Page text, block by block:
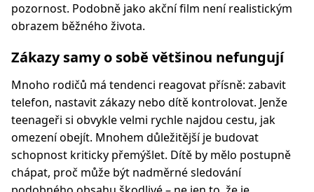
pozornost. Podobně jako akční film není realistickým
obrazem běžného života.
Zákazy samy o sobě většinou nefungují
Mnoho rodičů má tendenci reagovat přísně: zabavit
telefon, nastavit zákazy nebo dítě kontrolovat. Jenže
teenageři si obvykle velmi rychle najdou cestu, jak
omezení obejít. Mnohem důležitější je budovat
schopnost kriticky přemýšlet. Dítě by mělo postupně
chápat, proč může být nadměrné sledování